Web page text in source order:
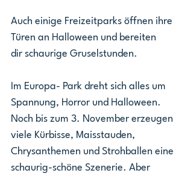
Auch einige Freizeitparks öffnen ihre
Türen an Halloween und bereiten
dir schaurige Gruselstunden.
Im Europa- Park dreht sich alles um
Spannung, Horror und Halloween.
Noch bis zum 3. November erzeugen
viele Kürbisse, Maisstauden,
Chrysanthemen und Strohballen eine
schaurig-schöne Szenerie. Aber